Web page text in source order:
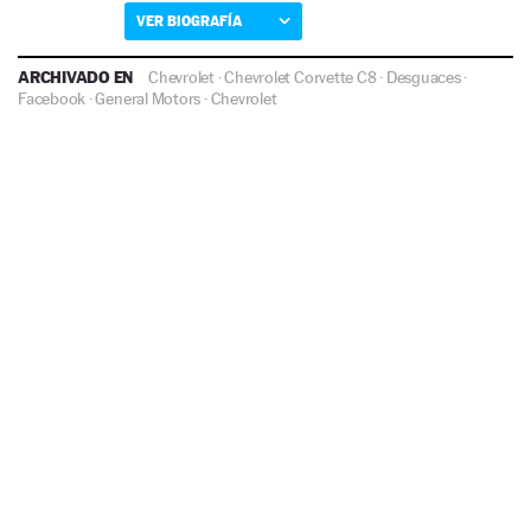
VER BIOGRAFÍA
ARCHIVADO EN Chevrolet·Chevrolet Corvette C8· Desguaces·
Facebook ·General Motors ·Chevrolet